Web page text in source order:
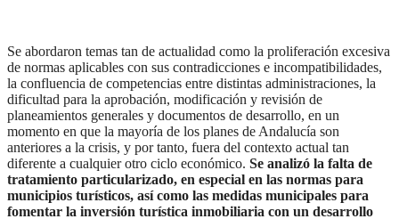
Se abordaron temas tan de actualidad como la proliferación excesiva
de normas aplicables con sus contradicciones e incompatibilidades,
la confluencia de competencias entre distintas administraciones, la
dificultad para la aprobación, modificación y revisión de
planeamientos generales y documentos de desarrollo, en un
momento en que la mayoría de los planes de Andalucía son
anteriores a la crisis, y por tanto, fuera del contexto actual tan
diferente a cualquier otro ciclo económico. Se analizó la falta de
tratamiento particularizado, en especial en las normas para
municipios turísticos, así como las medidas municipales para
fomentar la inversión turística inmobiliaria con un desarrollo